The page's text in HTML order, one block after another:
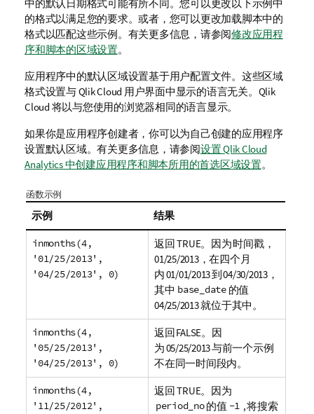
中的默认日期格式可能有所不同。您可以更改以下示例中
的格式以满足您的要求。或者，您可以更改加载脚本中的
格式以匹配这些示例。 有关更多信息，请参阅修改应用程
序和脚本的区域设置。
应用程序中的默认区域设置基于用户配置文件。这些区域
格式设置与Qlik Cloud 用户界面中显示的语言无关。 Qlik
Cloud 将以与您使用的浏览器相同的语言显示。
如果你是应用程序创建者，你可以为自己创建的应用程序
设置默认区域。有关更多信息，请参阅设置 Qlik Cloud
Analytics 中创建应用程序和脚本所用的首选区域设置。
函数示例
示例 结果
inmonths(4,
'01/25/2013',
'04/25/2013', 0)
返回 TRUE。因为 时间戳，
01/25/2013，在四个月
内 01/01/2013 到 04/30/2013，
其中 base_date的值
04/25/2013 就位于其中。
inmonths(4,
'05/25/2013',
'04/25/2013', 0)
返回 FALSE。因
为 05/25/2013 与前一个示例
不在同一时间段内。
inmonths(4,
'11/25/2012',
返回 TRUE。因为
period_no的值 -1 , 将搜索